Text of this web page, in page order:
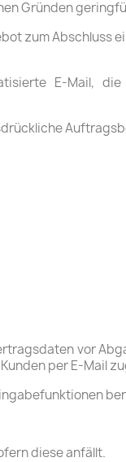
Gründen
zum Abschluss
E-Mail,
vor
per E-Mail
diese anfällt.